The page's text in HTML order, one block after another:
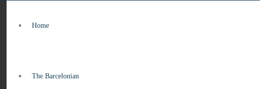
Home
The Barcelonian